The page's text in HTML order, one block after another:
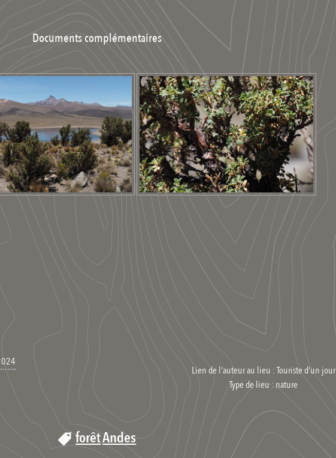
Documents complémentaires
Lien de l'auteur au lieu : Touriste d’un jour
Type de lieu :nature
forêtAndes